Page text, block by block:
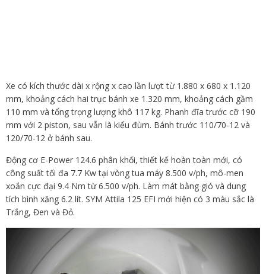
Xe có kích thước dài x rộng x cao lần lượt từ 1.880 x 680 x 1.120
mm, khoảng cách hai trục bánh xe 1.320 mm, khoảng cách gầm
110 mm và tổng trọng lượng khô 117 kg. Phanh đĩa trước cỡ 190
mm với 2 piston, sau vẫn là kiểu đùm. Bánh trước 110/70-12 và
120/70-12 ở bánh sau.
Động cơ E-Power 124.6 phân khối, thiết kế hoàn toàn mới, có
công suất tối đa 7.7 Kw tại vòng tua máy 8.500 v/ph, mô-men
xoắn cực đại 9.4 Nm từ 6.500 v/ph. Làm mát bằng gió và dung
tích bình xăng 6.2 lít. SYM Attila 125 EFI mới hiện có 3 màu sắc là
Trắng, Đen và Đỏ.